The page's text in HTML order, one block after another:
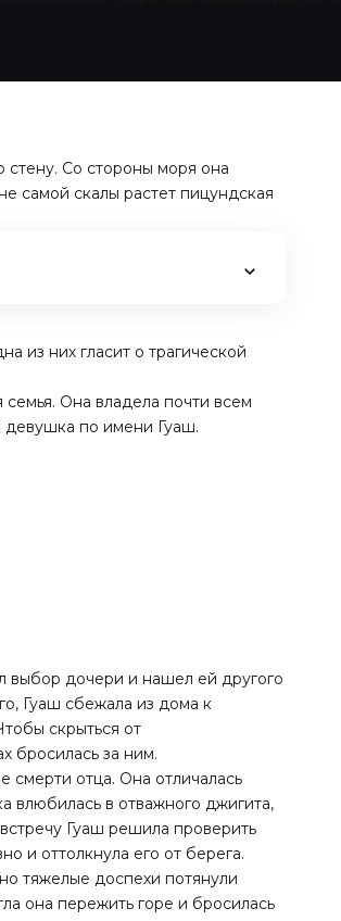
Со стороны моря она
самой скалы растет пицундская
из них гласит о трагической
семья. Она владела почти всем
девушка по имени Гуаш.
выбор дочери и нашел ей другого
Гуаш сбежала из дома к
скрыться от
бросилась за ним.
смерти отца. Она отличалась
в отважного джигита,
Гуаш решила проверить
и оттолкнула его от берега.
тяжелые доспехи потянули
она пережить горе и бросилась